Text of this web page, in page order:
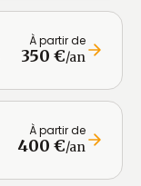
À partir de
350 €/an
À partir de
400 €/an